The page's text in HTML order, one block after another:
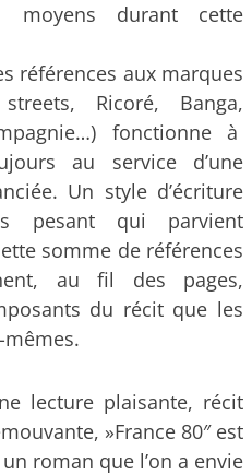
moyens durant cette
références aux marques
Ricoré, Banga,
fonctionne à
au service d’une
Un style d’écriture
pesant qui parvient
somme de références
au fil des pages,
du récit que les
lecture plaisante, récit
»France 80″ est
roman que l’on a envie